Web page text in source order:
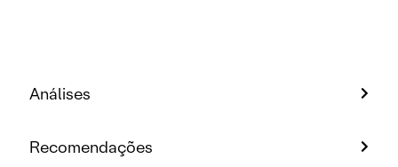
Análises
Recomendações